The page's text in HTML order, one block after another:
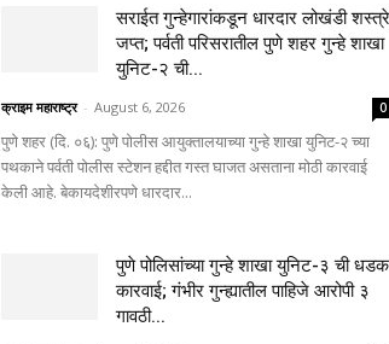
सराईत गुन्हेगारांकडून धारदार लोखंडी शस्त्रे
जप्त; पर्वती परिसरातील पुणे शहर गुन्हे शाखा
युनिट-२ ची...
क्राइम महाराष्ट्र - August 6, 2026 0
पुणे शहर (दि. ०६): पुणे पोलीस आयुक्तालयाच्या गुन्हे शाखा युनिट-२ च्या
पथकाने पर्वती पोलीस स्टेशन हद्दीत गस्त घाजत असताना मोठी कारवाई
केली आहे. बेकायदेशीरपणे धारदार...
पुणे पोलिसांच्या गुन्हे शाखा युनिट-३ ची धडक
कारवाई; गंभीर गुन्ह्यातील पाहिजे आरोपी ३
गावठी...